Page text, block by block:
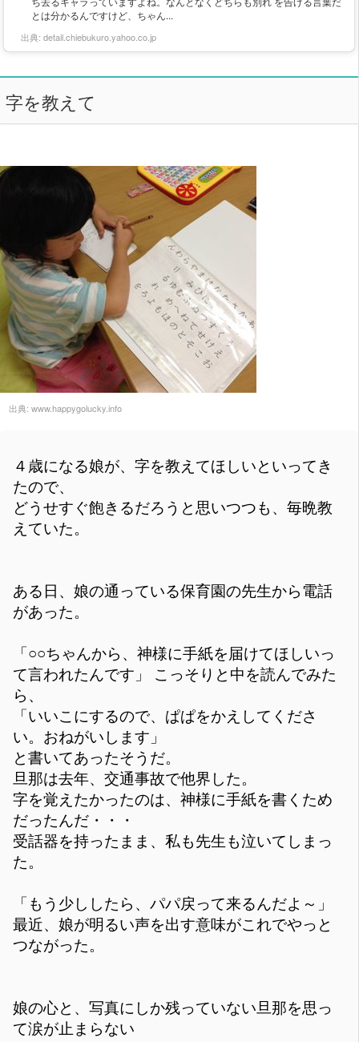
とは分かるんですけど、ちゃん...
出典: detail.chiebukuro.yahoo.co.jp
字を教えて
出典: www.happygolucky.info
４歳になる娘が、字を教えてほしいといってき
たので、
どうせすぐ飽きるだろうと思いつつも、毎晩教
えていた。
ある日、娘の通っている保育園の先生から電話
があった。
「○○ちゃんから、神様に手紙を届けてほしいっ
て言われたんです」 こっそりと中を読んでみた
ら、
「いいこにするので、ぱぱをかえしてくださ
い。おねがいします」
と書いてあったそうだ。
旦那は去年、交通事故で他界した。
字を覚えたかったのは、神様に手紙を書くため
だったんだ・・・
受話器を持ったまま、私も先生も泣いてしまっ
た。
「もう少ししたら、パパ戻って来るんだよ～」
最近、娘が明るい声を出す意味がこれでやっと
つながった。
娘の心と、写真にしか残っていない旦那を思っ
て涙が止まらない